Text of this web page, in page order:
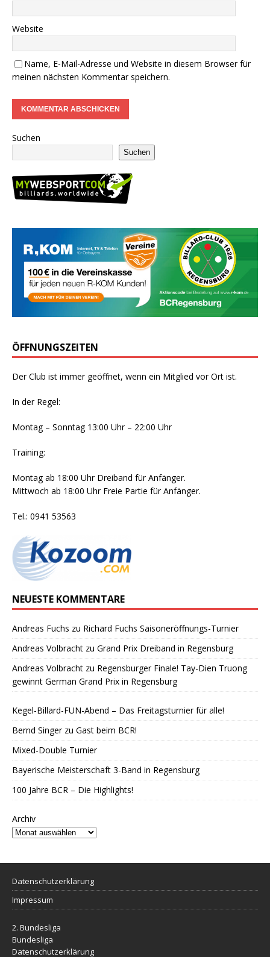
Website
Name, E-Mail-Adresse und Website in diesem Browser für
meinen nächsten Kommentar speichern.
Suchen
Suchen
ÖFFNUNGSZEITEN
Der Club ist immer geöffnet, wenn ein Mitglied vor Ort ist.
In der Regel:
Montag – Sonntag 13:00 Uhr – 22:00 Uhr
Training:
Montag ab 18:00 Uhr Dreiband für Anfänger.
Mittwoch ab 18:00 Uhr Freie Partie für Anfänger.
Tel.: 0941 53563
NEUESTE KOMMENTARE
Andreas Fuchs zu Richard Fuchs Saisoneröffnungs-Turnier
Andreas Volbracht zu Grand Prix Dreiband in Regensburg
Andreas Volbracht zu Regensburger Finale! Tay-Dien Truong
gewinnt German Grand Prix in Regensburg
Kegel-Billard-FUN-Abend – Das Freitagsturnier für alle!
Bernd Singer zu Gast beim BCR!
Mixed-Double Turnier
Bayerische Meisterschaft 3-Band in Regensburg
100 Jahre BCR – Die Highlights!
Archiv
Datenschutzerklärung
Impressum
2. Bundesliga
Bundesliga
Datenschutzerklärung